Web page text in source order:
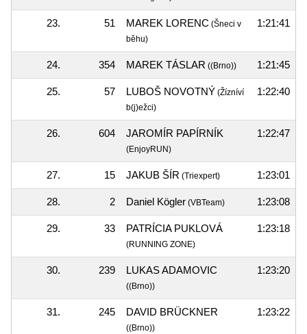
23. 51 MAREK LORENC (Šneci v
běhu)
1:21:41
24. 354 MAREK TÁSLAR ((Brno)) 1:21:45
25. 57 LUBOŠ NOVOTNÝ (Žízníví
b(j)ežci)
1:22:40
26. 604 JAROMÍR PAPÍRNÍK
(EnjoyRUN)
1:22:47
27. 15 JAKUB ŠÍR (Triexpert) 1:23:01
28. 2 Daniel Kögler (VBTeam) 1:23:08
29. 33 PATRÍCIA PUKLOVÁ
(RUNNING ZONE)
1:23:18
30. 239 LUKAS ADAMOVIC
((Brno))
1:23:20
31. 245 DAVID BRÜCKNER
((Brno))
1:23:22